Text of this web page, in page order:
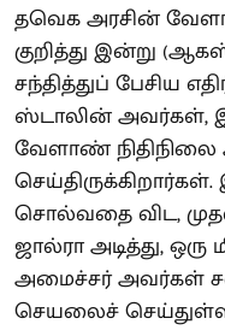
தவெக அரசின்
குறித்து இன்று
சந்தித்துப் பேசிய
ஸ்டாலின் அவர்கள்,
வேளாண்
சொல்வதை விட,
ஜால்ரா அடித்து, ஒரு
அமைச்சர் அவர்கள்
செயலைச்